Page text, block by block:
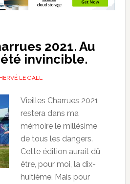
2021. Au
invincible.
LE GALL
Vieilles Charrues 2021
restera dans ma
mémoire le millésime
de tous les dangers.
Cette édition aurait dû
être, pour moi, la dix-
huitième. Mais pour